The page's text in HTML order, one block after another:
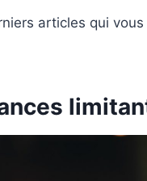
articles qui